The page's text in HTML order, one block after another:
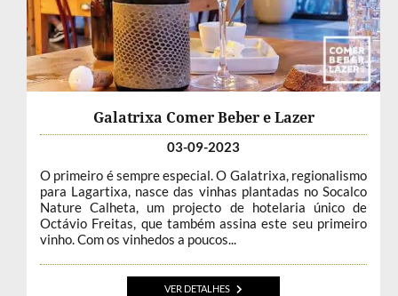
Galatrixa Comer Beber e Lazer
03-09-2023
O primeiro é sempre especial. O Galatrixa, regionalismo
para Lagartixa, nasce das vinhas plantadas no Socalco
Nature Calheta, um projecto de hotelaria único de
Octávio Freitas, que também assina este seu primeiro
vinho. Com os vinhedos a poucos...
VER DETALHES